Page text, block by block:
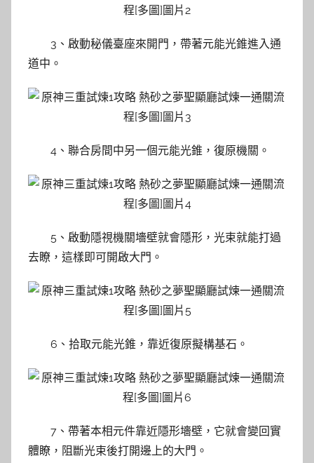
3、啟動秘儀臺座來開門，帶著元能光錐進入通
道中。
4、聯合房間中另一個元能光錐，復原機關。
5、啟動隱視機關墻壁就會隱形，光束就能打過
去瞭，這樣即可開啟大門。
6、拾取元能光錐，靠近復原擬構基石。
7、帶著本相元件靠近隱形墻壁，它就會變回實
體瞭，阻斷光束後打開邊上的大門。